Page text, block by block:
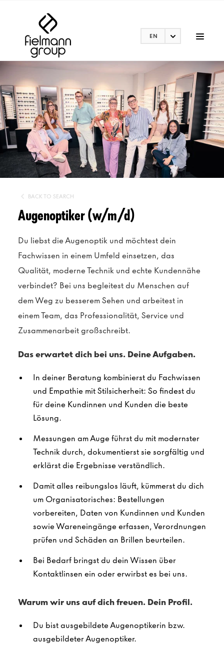
EN
BACK TO SEARCH
Augenoptiker (w/m/d)
Du liebst die Augenoptik und möchtest dein
Fachwissen in einem Umfeld einsetzen, das
Qualität, moderne Technik und echte Kundennähe
verbindet? Bei uns begleitest du Menschen auf
dem Weg zu besserem Sehen und arbeitest in
einem Team, das Professionalität, Service und
Zusammenarbeit großschreibt.
Das erwartet dich bei uns. Deine Aufgaben.
In deiner Beratung kombinierst du Fachwissen
und Empathie mit Stilsicherheit: So findest du
für deine Kundinnen und Kunden die beste
Lösung.
Messungen am Auge führst du mit modernster
Technik durch, dokumentierst sie sorgfältig und
erklärst die Ergebnisse verständlich.
Damit alles reibungslos läuft, kümmerst du dich
um Organisatorisches: Bestellungen
vorbereiten, Daten von Kundinnen und Kunden
sowie Wareneingänge erfassen, Verordnungen
prüfen und Schäden an Brillen beurteilen.
Bei Bedarf bringst du dein Wissen über
Kontaktlinsen ein oder erwirbst es bei uns.
Warum wir uns auf dich freuen. Dein Profil.
Du bist ausgebildete Augenoptikerin bzw.
ausgebildeter Augenoptiker.